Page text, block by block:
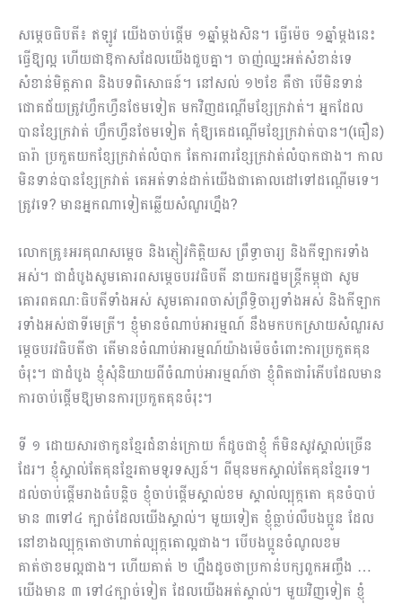
សម្តេចធិបតី៖ ឥឡូវ យើងចាប់ផ្តើម ១ឆ្នាំម្តងសិន។ ធ្វើម៉េច ១ឆ្នាំម្តងនេះ
ធ្វើឱ្យល្អ ហើយជាឱកាសដែលយើងជួបគ្នា។ ចាញ់ឈ្នះអត់សំខាន់ទេ
សំខាន់មិត្តភាព និងបទពិសោធន៍។ នៅសល់ ១២ខែ គឺថា បើមិនទាន់
ជោគជ័យត្រូវហ្វឹកហ្វឺនថែមទៀត មកវិញដណ្តើមខ្សែក្រវាត់។ អ្នកដែល
បានខ្សែក្រវាត់ ហ្វឹកហ្វឺនថែមទៀត កុំឱ្យគេដណ្តើមខ្សែក្រវាត់បាន។​(ធឿន)
ធារ៉ា ប្រកួតយកខ្សែក្រវាត់លំបាក តែការពារខ្សែក្រវាត់លំបាកជាង។ កាល
មិនទាន់បានខ្សែក្រវាត់ គេអត់ទាន់ដាក់យើងជាគោលដៅទៅដណ្តើមទេ។
ត្រូវទេ? មានអ្នកណាទៀតឆ្លើយសំណួរហ្នឹង?
លោកគ្រូ៖អរគុណសម្តេច និងភ្ញៀវកិត្តិយស ព្រឹទ្ធាចារ្យ និងកីឡាករទាំង
អស់។ ជាដំបូងសូមគោរពសម្តេចបរវធិបតី នាយករដ្ឋមន្រ្តីកម្ពុជា សូម
គោរពគណៈធិបតីទាំងអស់ សូមគោរពចាស់ព្រឹទ្ធិចារ្យទាំងអស់ និងកីឡាក
រទាំងអស់ជាទីមេត្រី។ ខ្ញុំមានចំណាប់អារម្មណ៍ នឹងមកបកស្រាយសំណួរស
ម្តេចបរវធិបតីថា តើមានចំណាប់អារម្មណ៍យ៉ាងម៉េចចំពោះការប្រកួតគុន
ចំរុះ។ ជាដំបូង ខ្ញុំសុំនិយាយពីចំណាប់អារម្មណ៍ថា ខ្ញុំពិតជារំភើបដែលមាន
ការចាប់ផ្តើមឱ្យមានការប្រកួតគុនចំរុះ។
ទី ១ ដោយសារថាកូនខ្មែរជំនាន់ក្រោយ ក៏ដូចជាខ្ញុំ ក៏មិនសូវស្គាល់ច្រើន
ដែរ។ ខ្ញុំស្គាល់តែគុនខ្មែរតាមទូរទស្សន៍។ ពីមុនមកស្គាល់តែគុនខ្មែរទេ។
ដល់ចាប់ផ្តើមរាងធំបន្តិច ខ្ញុំចាប់ផ្តើមស្គាល់ខម ស្គាល់ល្បុក្កតោ គុនចំបាប់
មាន ៣ទៅ៤ ក្បាច់ដែលយើងស្គាល់។ មួយទៀត ខ្ញុំធ្លាប់លឺបងប្អូន ដែល
នៅខាងល្បុក្កតោថាហាត់ល្បុក្កតោល្អជាង។ បើបងប្អូនចំណូលខម
គាត់ថាខមល្អជាង។ ហើយគាត់ ២ ហ្នឹងដូចថាប្រកាន់បក្សពួកអញ្ចឹង …
យើងមាន ៣ ទៅ៤ក្បាច់ទៀត ដែលយើងអត់ស្គាល់។ មួយវិញទៀត ខ្ញុំ